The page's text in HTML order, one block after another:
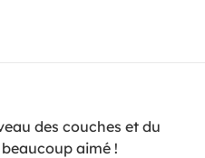
des couches et du
aimé !